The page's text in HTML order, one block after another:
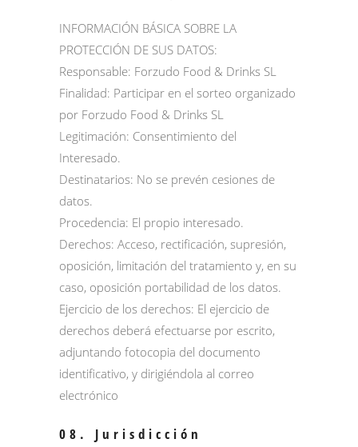
INFORMACIÓN BÁSICA SOBRE LA
PROTECCIÓN DE SUS DATOS:
Responsable: Forzudo Food & Drinks SL
Finalidad: Participar en el sorteo organizado
por Forzudo Food & Drinks SL
Legitimación: Consentimiento del
Interesado.
Destinatarios: No se prevén cesiones de
datos.
Procedencia: El propio interesado.
Derechos: Acceso, rectificación, supresión,
oposición, limitación del tratamiento y, en su
caso, oposición portabilidad de los datos.
Ejercicio de los derechos: El ejercicio de
derechos deberá efectuarse por escrito,
adjuntando fotocopia del documento
identificativo, y dirigiéndola al correo
electrónico
08. Jurisdicción